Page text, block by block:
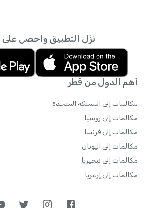
أهم الدول من قطر
مكالمات إلى المملكة المتحدة
مكالمات إلى روسيا
مكالمات إلى فرنسا
مكالمات إلى اليونان
مكالمات إلى نيجيريا
مكالمات إلى إريتريا
نزّل التطبيق واحصل على